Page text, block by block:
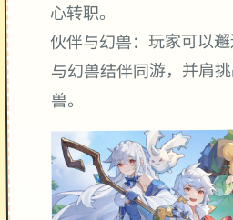
心转职。
伙伴与幻兽：玩家可以邂
与幻兽结伴同游，并肩
兽。